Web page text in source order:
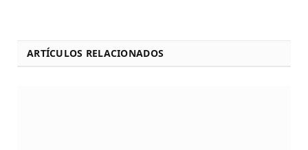
ARTÍCULOS RELACIONADOS